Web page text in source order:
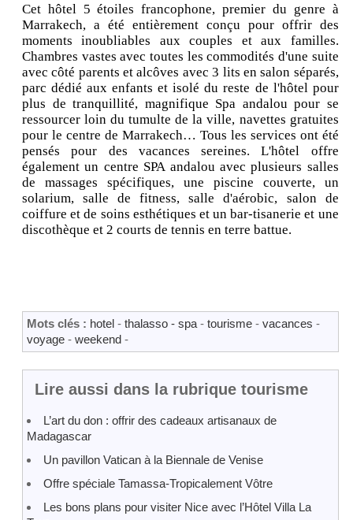
Cet hôtel 5 étoiles francophone, premier du genre à
Marrakech, a été entièrement conçu pour offrir des
moments inoubliables aux couples et aux familles.
Chambres vastes avec toutes les commodités d'une suite
avec côté parents et alcôves avec 3 lits en salon séparés,
parc dédié aux enfants et isolé du reste de l'hôtel pour
plus de tranquillité, magnifique Spa andalou pour se
ressourcer loin du tumulte de la ville, navettes gratuites
pour le centre de Marrakech… Tous les services ont été
pensés pour des vacances sereines. L'hôtel offre
également un centre SPA andalou avec plusieurs salles
de massages spécifiques, une piscine couverte, un
solarium, salle de fitness, salle d'aérobic, salon de
coiffure et de soins esthétiques et un bar-tisanerie et une
discothèque et 2 courts de tennis en terre battue.
Mots clés : hotel - thalasso - spa - tourisme - vacances -
voyage - weekend -
Lire aussi dans la rubrique tourisme
L’art du don : offrir des cadeaux artisanaux de
Madagascar
Un pavillon Vatican à la Biennale de Venise
Offre spéciale Tamassa-Tropicalement Vôtre
Les bons plans pour visiter Nice avec l’Hôtel Villa La